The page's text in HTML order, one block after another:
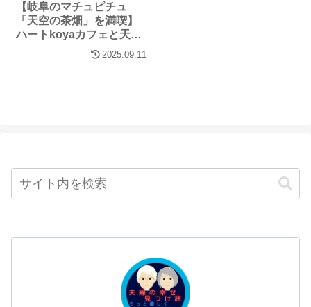
【岐阜のマチュピチュ
「天空の茶畑」を満喫】
ハートkoyaカフェと天空
の遊歩道について
2025.09.11